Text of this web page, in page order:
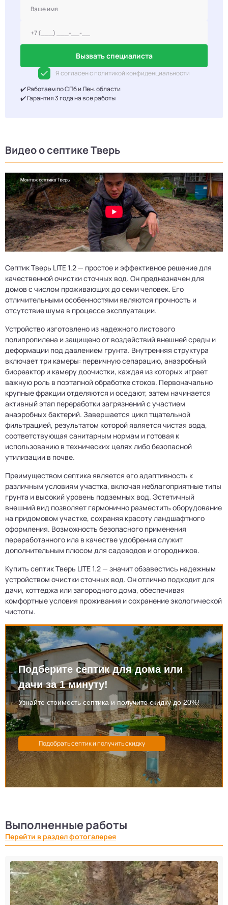
Вызвать специалиста
Я согласен с политикой конфиденциальности
✔️ Работаем по СПб и Лен. области
✔️ Гарантия 3 года на все работы
Видео о септике Тверь
Септик Тверь LITE 1.2 — простое и эффективное решение для
качественной очистки сточных вод. Он предназначен для
домов с числом проживающих до семи человек. Его
отличительными особенностями являются прочность и
отсутствие шума в процессе эксплуатации.
Устройство изготовлено из надежного листового
полипропилена и защищено от воздействий внешней среды и
деформации под давлением грунта. Внутренняя структура
включает три камеры: первичную сепарацию, анаэробный
биореактор и камеру доочистки, каждая из которых играет
важную роль в поэтапной обработке стоков. Первоначально
крупные фракции отделяются и оседают, затем начинается
активный этап переработки загрязнений с участием
анаэробных бактерий. Завершается цикл тщательной
фильтрацией, результатом которой является чистая вода,
соответствующая санитарным нормам и готовая к
использованию в технических целях либо безопасной
утилизации в почве.
Преимуществом септика является его адаптивность к
различным условиям участка, включая неблагоприятные типы
грунта и высокий уровень подземных вод. Эстетичный
внешний вид позволяет гармонично разместить оборудование
на придомовом участке, сохраняя красоту ландшафтного
оформления. Возможность безопасного применения
переработанного ила в качестве удобрения служит
дополнительным плюсом для садоводов и огородников.
Купить септик Тверь LITE 1.2 — значит обзавестись надежным
устройством очистки сточных вод. Он отлично подходит для
дачи, коттеджа или загородного дома, обеспечивая
комфортные условия проживания и сохранение экологической
чистоты.
Подберите септик для дома или
дачи за 1 минуту!
Узнайте стоимость септика и получите скидку до 20%!
Выполненные работы
Перейти в раздел фотогалерея